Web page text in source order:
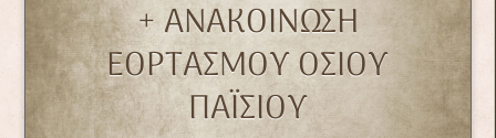
+ ΑΝΑΚΟΙΝΩΣΗ
ΕΟΡΤΑΣΜΟΥ ΟΣΙΟΥ
ΠΑΪΣΙΟΥ